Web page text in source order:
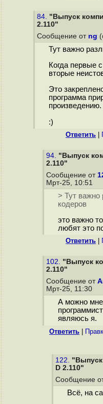
84. "Выпуск
2.110"
Сообщение от ng
Тут важно
Когда первые
вторые
Это
программа
произведению.
:)
Ответить
94. "Выпуск
2.110"
Сообщение от
Мрт-25, 10:51
> Тут важно
кодеров
это важно
любят это
Ответить
102. "Выпуск
2.110"
Сообщение от
Мрт-25, 11:30
А можно мне
являюсь я.
Ответить
122.
D 2.110"
Сообщение
Всё, на